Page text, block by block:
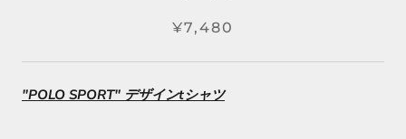
¥7,480
"POLO SPORT" デザインtシャツ